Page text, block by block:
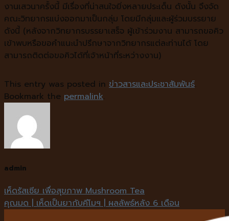
งานเสวนาครั้งนี้ มีเรื่องที่น่าสนใจยิ่งหลายประเด็น ดังนั้น จึงจัด
คณะวิทยากรแบ่งออกมาเป็นกลุ่ม โดยมีกลุ่มและผู้ร่วมบรรยาย
ดังนี้ (หลังจากวิทยากรบรรยาเสร็จ ผู้เข้าร่วมงาน สามารถขอคิว
เข้าพบหรือขอคำแนะนำปรึกษาจากวิทยากรแต่ละท่านได้ โดย
สามารถติดต่อขอคิวได้ที่เจ้าหน้าที่ระหว่างงาน)
This entry was posted in ข่าวสารและประชาสัมพันธ์.
Bookmark the permalink.
admin
เห็ดรัสเซีย เพื่อสุขภาพ Mushroom Tea
คุณมด | เห็ดเป็นยากับคีโมฯ | ผลลัพธ์หลัง 6 เดือน